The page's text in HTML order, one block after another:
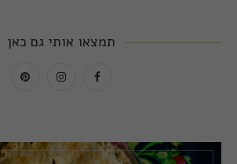
תמצאו אותי גם כאן